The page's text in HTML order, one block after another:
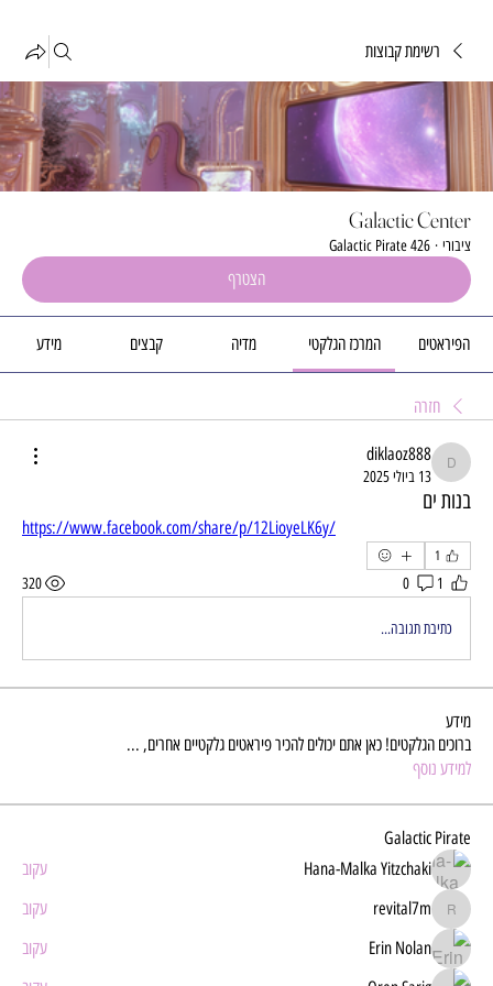
רשימת קבוצות
Galactic Center
ציבורי ·
426 Galactic Pirate
הצטרף
הפיראטים המרכז הגלקטי מדיה קבצים מידע
חזרה
diklaoz888
diklaoz888
13 ביולי 2025
בנות ים
https://www.facebook.com/share/p/12LioyeLK6y/
1
1
0
320
כתיבת תגובה...
מידע
ברוכים הגלקטים! כאן אתם יכולים להכיר פיראטים גלקטיים אחרים, ...
למידע נוסף
Galactic Pirate
Hana-Malka Yitzchaki
עקוב
revital7m
revital7m
עקוב
Erin Nolan
עקוב